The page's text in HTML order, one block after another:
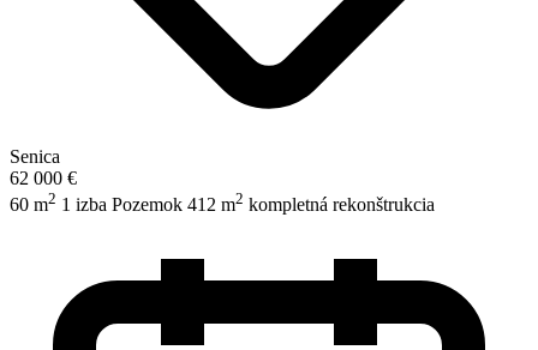
Senica
62 000 €
60 m2 1 izba Pozemok 412 m2 kompletná rekonštrukcia